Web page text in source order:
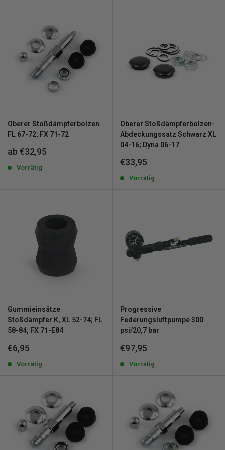
Oberer Stoßdämpferbolzen
FL 67-72; FX 71-72
Sonderpreis
ab €32,95
Vorrätig
Oberer Stoßdämpferbolzen-
Abdeckungssatz Schwarz XL
04-16; Dyna 06-17
Sonderpreis
€33,95
Vorrätig
Gummieinsätze
Stoßdämpfer K, XL 52-74; FL
58-84; FX 71-E84
Sonderpreis
€6,95
Vorrätig
Progressive
Federungsluftpumpe 300
psi/20,7 bar
Sonderpreis
€97,95
Vorrätig